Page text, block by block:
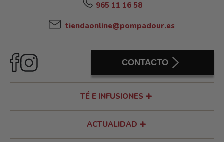
965 11 16 58
tiendaonline@pompadour.es
CONTACTO
TÉ E INFUSIONES
ACTUALIDAD